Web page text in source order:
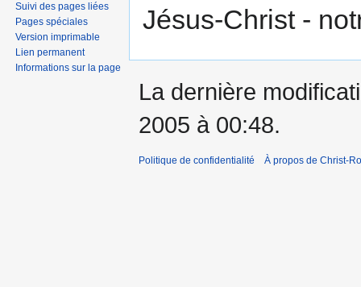
Jésus-Christ -
Suivi des pages liées
Pages spéciales
Version imprimable
Lien permanent
Informations sur la page
La dernière
2005 à 00:48.
Politique de confidentialité À propos de Christ-